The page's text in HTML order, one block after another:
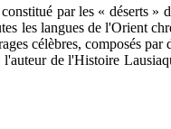
par les « déserts »
les langues de l'Orient
célèbres, composés
de l'Histoire